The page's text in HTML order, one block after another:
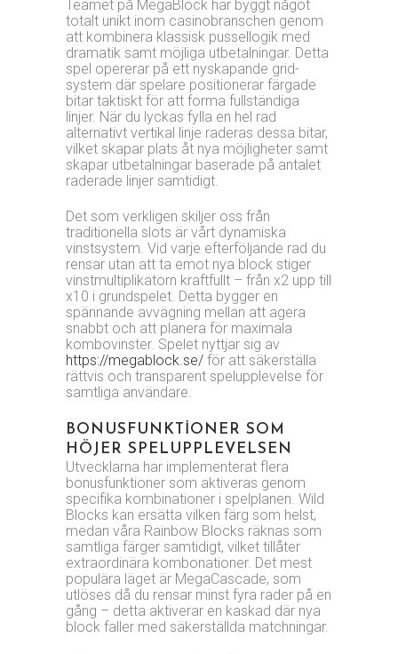
Teamet på MegaBlock har byggt något
totalt unikt inom casinobranschen genom
att kombinera klassisk pussellogik med
dramatik samt möjliga utbetalningar. Detta
spel opererar på ett nyskapande grid-
system där spelare positionerar färgade
bitar taktiskt för att forma fullständiga
linjer. När du lyckas fylla en hel rad
alternativt vertikal linje raderas dessa bitar,
vilket skapar plats åt nya möjligheter samt
skapar utbetalningar baserade på antalet
raderade linjer samtidigt.
Det som verkligen skiljer oss från
traditionella slots är vårt dynamiska
vinstsystem. Vid varje efterföljande rad du
rensar utan att ta emot nya block stiger
vinstmultiplikatorn kraftfullt – från x2 upp till
x10 i grundspelet. Detta bygger en
spännande avvägning mellan att agera
snabbt och att planera för maximala
kombovinster. Spelet nyttjar sig av
https://megablock.se/ för att säkerställa
rättvis och transparent spelupplevelse för
samtliga användare.
BONUSFUNKTIONER SOM
HÖJER SPELUPPLEVELSEN
Utvecklarna har implementerat flera
bonusfunktioner som aktiveras genom
specifika kombinationer i spelplanen. Wild
Blocks kan ersätta vilken färg som helst,
medan våra Rainbow Blocks räknas som
samtliga färger samtidigt, vilket tillåter
extraordinära kombonationer. Det mest
populära läget är MegaCascade, som
utlöses då du rensar minst fyra rader på en
gång – detta aktiverar en kaskad där nya
block faller med säkerställda matchningar.